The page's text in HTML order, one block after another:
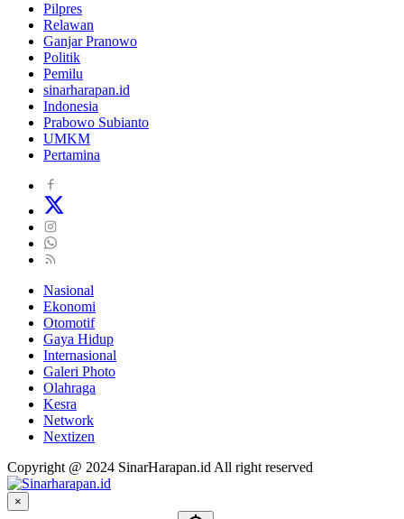
Pilpres
Relawan
Ganjar Pranowo
Politik
Pemilu
sinarharapan.id
Indonesia
Prabowo Subianto
UMKM
Pertamina
Nasional
Ekonomi
Otomotif
Gaya Hidup
Internasional
Galeri Photo
Olahraga
Kesra
Network
Nextizen
Copyright @ 2024 SinarHarapan.id All right reserved
×